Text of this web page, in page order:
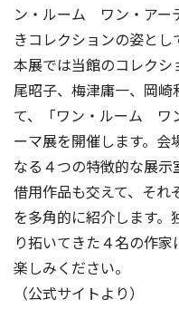
ン・ルーム ワン・アー
きコレクションの姿とし
本展では当館のコレク
尾昭子、梅津庸一、岡
て、「ワン・ルーム ワ
ーマ展を開催します。
なる４つの特徴的な展
借用作品も交えて、そ
を多角的に紹介します
り拓いてきた４名の作
楽しみください。
（公式サイトより）